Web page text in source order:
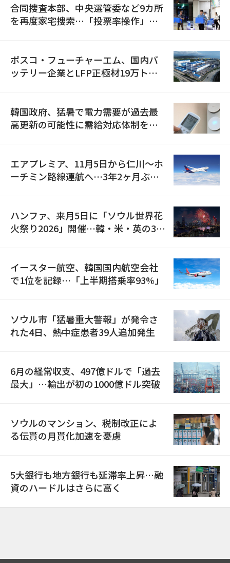
合同捜査本部、中央選管委など9カ所
を再度家宅捜索…「投票率操作」の
ポスコ・フューチャーエム、国内バ
ッテリー企業とLFP正極材19万トン
韓国政府、猛暑で電力需要が過去最
高更新の可能性に需給対応体制を点
エアプレミア、11月5日から仁川〜ホ
ーチミン路線運航へ…3年2ヶ月ぶり
ハンファ、来月5日に「ソウル世界花
火祭り2026」開催…韓・米・英の3カ
イースター航空、韓国国内航空会社
で1位を記録…「上半期搭乗率93%」
ソウル市「猛暑重大警報」が発令さ
れた4日、熱中症患者39人追加発生
6月の経常収支、497億ドルで「過去
最大」…輸出が初の1000億ドル突破
ソウルのマンション、税制改正によ
る伝貰の月貰化加速を憂慮
5大銀行も地方銀行も延滞率上昇…融
資のハードルはさらに高く